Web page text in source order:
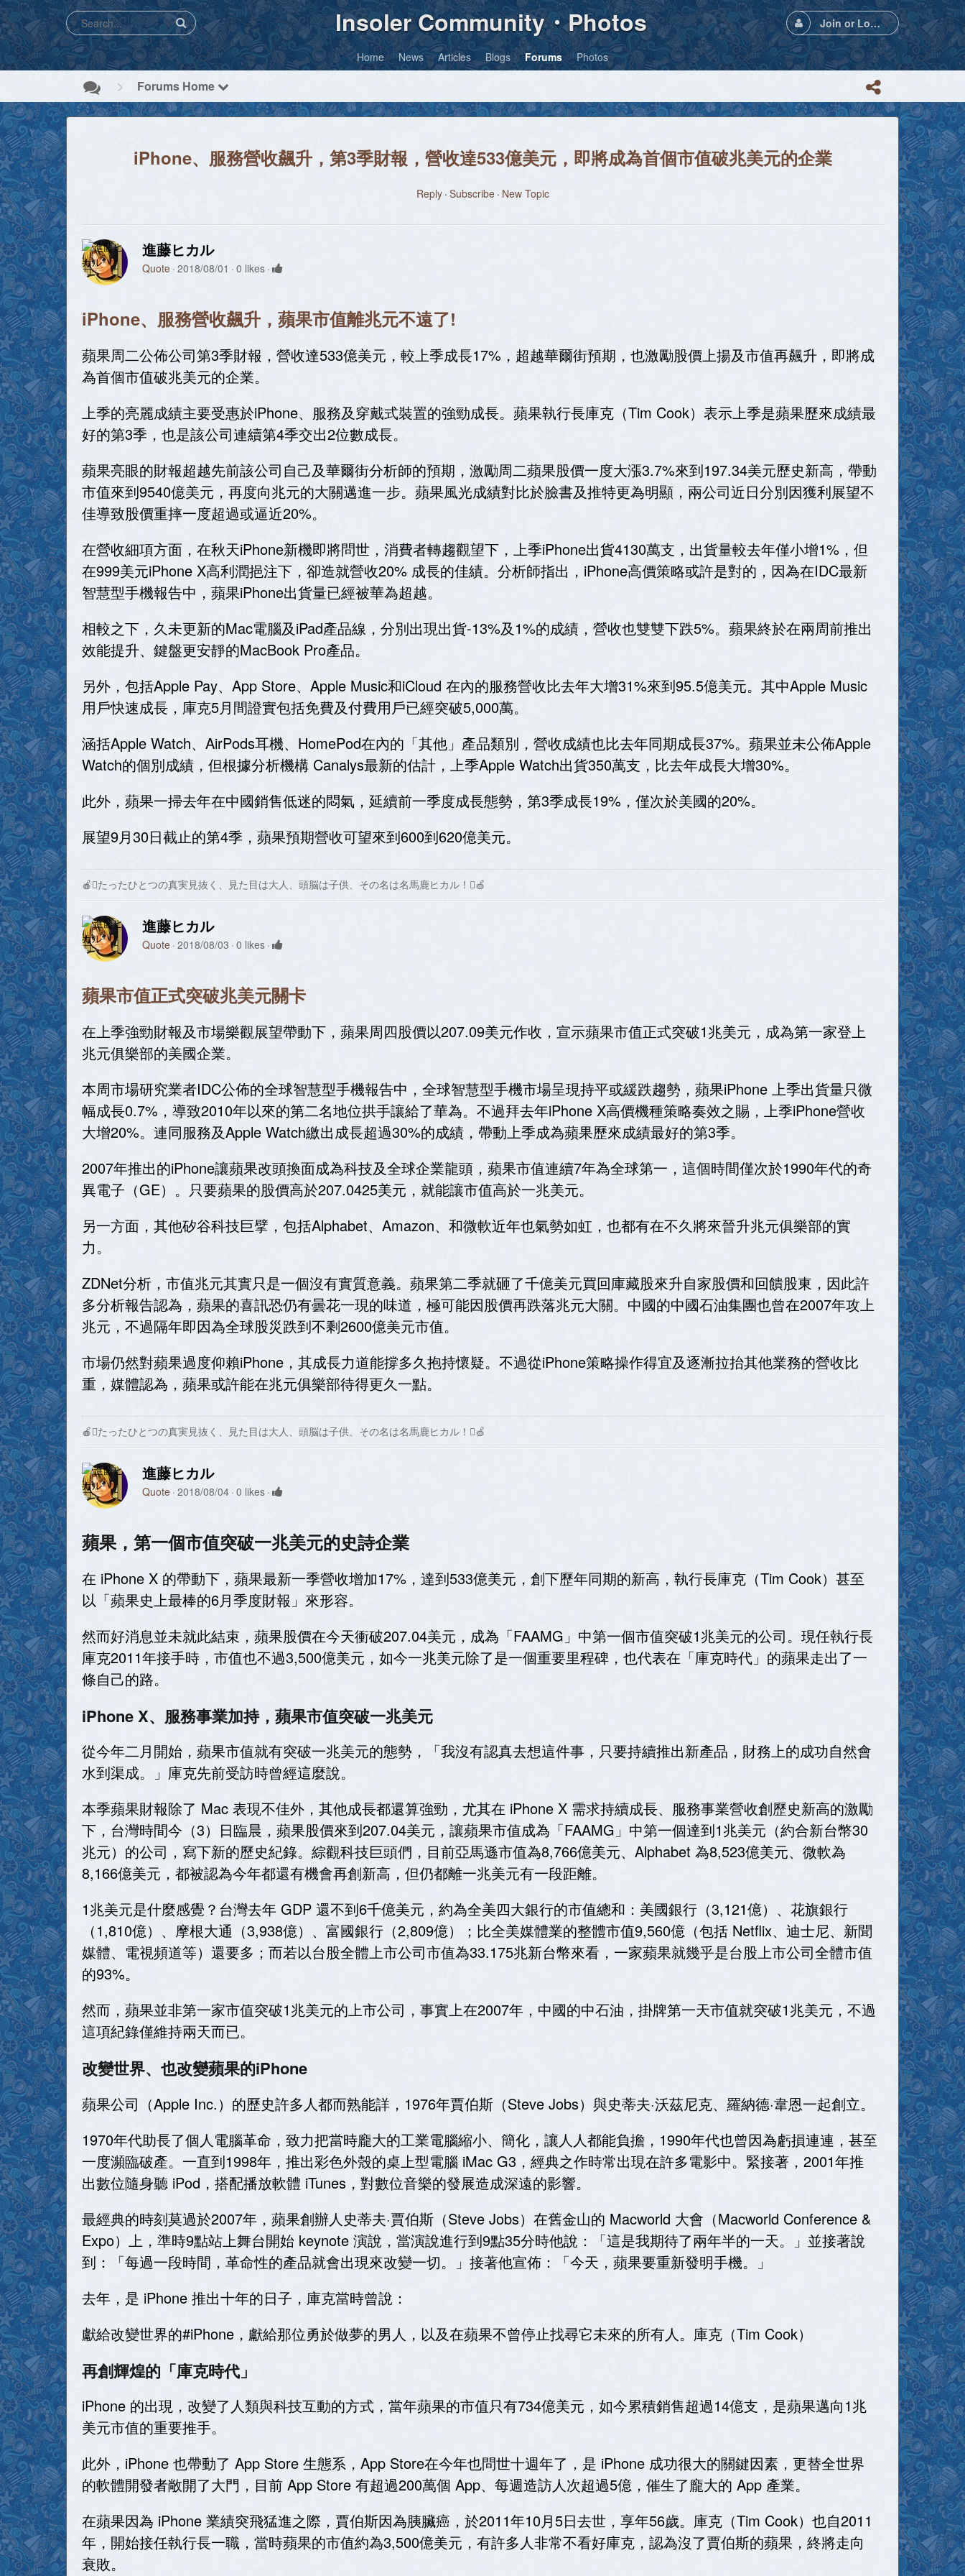
Insoler Community・Photos Join or Login
Home News Articles Blogs Forums Photos
Forums Home
iPhone、服務營收飆升，第3季財報，營收達533億美元，即將成為首個市值破兆美元的企業
Reply Subscribe New Topic
進藤ヒカル
Quote 2018/08/01 0 likes
iPhone、服務營收飆升，蘋果市值離兆元不遠了!
蘋果周二公佈公司第3季財報，營收達533億美元，較上季成長17%，超越華爾街預期，也激勵股價上揚及市值再飆升，即將成
為首個市值破兆美元的企業。
上季的亮麗成績主要受惠於iPhone、服務及穿戴式裝置的強勁成長。蘋果執行長庫克（Tim Cook）表示上季是蘋果歷來成績最
好的第3季，也是該公司連續第4季交出2位數成長。
蘋果亮眼的財報超越先前該公司自己及華爾街分析師的預期，激勵周二蘋果股價一度大漲3.7%來到197.34美元歷史新高，帶動
市值來到9540億美元，再度向兆元的大關邁進一步。蘋果風光成績對比於臉書及推特更為明顯，兩公司近日分別因獲利展望不
佳導致股價重摔一度超過或逼近20%。
在營收細項方面，在秋天iPhone新機即將問世，消費者轉趨觀望下，上季iPhone出貨4130萬支，出貨量較去年僅小增1%，但
在999美元iPhone X高利潤挹注下，卻造就營收20% 成長的佳績。分析師指出，iPhone高價策略或許是對的，因為在IDC最新
智慧型手機報告中，蘋果iPhone出貨量已經被華為超越。
相較之下，久未更新的Mac電腦及iPad產品線，分別出現出貨-13%及1%的成績，營收也雙雙下跌5%。蘋果終於在兩周前推出
效能提升、鍵盤更安靜的MacBook Pro產品。
另外，包括Apple Pay、App Store、Apple Music和iCloud 在內的服務營收比去年大增31%來到95.5億美元。其中Apple Music
用戶快速成長，庫克5月間證實包括免費及付費用戶已經突破5,000萬。
涵括Apple Watch、AirPods耳機、HomePod在內的「其他」產品類別，營收成績也比去年同期成長37%。蘋果並未公佈Apple
Watch的個別成績，但根據分析機構 Canalys最新的估計，上季Apple Watch出貨350萬支，比去年成長大增30%。
此外，蘋果一掃去年在中國銷售低迷的悶氣，延續前一季度成長態勢，第3季成長19%，僅次於美國的20%。
展望9月30日截止的第4季，蘋果預期營收可望來到600到620億美元。
🍎たったひとつの真実見抜く、見た目は大人、頭脳は子供、その名は名馬鹿ヒカル！🍏
進藤ヒカル
Quote 2018/08/03 0 likes
蘋果市值正式突破兆美元關卡
在上季強勁財報及市場樂觀展望帶動下，蘋果周四股價以207.09美元作收，宣示蘋果市值正式突破1兆美元，成為第一家登上
兆元俱樂部的美國企業。
本周市場研究業者IDC公佈的全球智慧型手機報告中，全球智慧型手機市場呈現持平或緩跌趨勢，蘋果iPhone 上季出貨量只微
幅成長0.7%，導致2010年以來的第二名地位拱手讓給了華為。不過拜去年iPhone X高價機種策略奏效之賜，上季iPhone營收
大增20%。連同服務及Apple Watch繳出成長超過30%的成績，帶動上季成為蘋果歷來成績最好的第3季。
2007年推出的iPhone讓蘋果改頭換面成為科技及全球企業龍頭，蘋果市值連續7年為全球第一，這個時間僅次於1990年代的奇
異電子（GE）。只要蘋果的股價高於207.0425美元，就能讓市值高於一兆美元。
另一方面，其他矽谷科技巨擘，包括Alphabet、Amazon、和微軟近年也氣勢如虹，也都有在不久將來晉升兆元俱樂部的實
力。
ZDNet分析，市值兆元其實只是一個沒有實質意義。蘋果第二季就砸了千億美元買回庫藏股來升自家股價和回饋股東，因此許
多分析報告認為，蘋果的喜訊恐仍有曇花一現的味道，極可能因股價再跌落兆元大關。中國的中國石油集團也曾在2007年攻上
兆元，不過隔年即因為全球股災跌到不剩2600億美元市值。
市場仍然對蘋果過度仰賴iPhone，其成長力道能撐多久抱持懷疑。不過從iPhone策略操作得宜及逐漸拉抬其他業務的營收比
重，媒體認為，蘋果或許能在兆元俱樂部待得更久一點。
🍎たったひとつの真実見抜く、見た目は大人、頭脳は子供、その名は名馬鹿ヒカル！🍏
進藤ヒカル
Quote 2018/08/04 0 likes
蘋果，第一個市值突破一兆美元的史詩企業
在 iPhone X 的帶動下，蘋果最新一季營收增加17%，達到533億美元，創下歷年同期的新高，執行長庫克（Tim Cook）甚至
以「蘋果史上最棒的6月季度財報」來形容。
然而好消息並未就此結束，蘋果股價在今天衝破207.04美元，成為「FAAMG」中第一個市值突破1兆美元的公司。現任執行長
庫克2011年接手時，市值也不過3,500億美元，如今一兆美元除了是一個重要里程碑，也代表在「庫克時代」的蘋果走出了一
條自己的路。
iPhone X、服務事業加持，蘋果市值突破一兆美元
從今年二月開始，蘋果市值就有突破一兆美元的態勢，「我沒有認真去想這件事，只要持續推出新產品，財務上的成功自然會
水到渠成。」庫克先前受訪時曾經這麼說。
本季蘋果財報除了 Mac 表現不佳外，其他成長都還算強勁，尤其在 iPhone X 需求持續成長、服務事業營收創歷史新高的激勵
下，台灣時間今（3）日臨晨，蘋果股價來到207.04美元，讓蘋果市值成為「FAAMG」中第一個達到1兆美元（約合新台幣30
兆元）的公司，寫下新的歷史紀錄。綜觀科技巨頭們，目前亞馬遜市值為8,766億美元、Alphabet 為8,523億美元、微軟為
8,166億美元，都被認為今年都還有機會再創新高，但仍都離一兆美元有一段距離。
1兆美元是什麼感覺？台灣去年 GDP 還不到6千億美元，約為全美四大銀行的市值總和：美國銀行（3,121億）、花旗銀行
（1,810億）、摩根大通（3,938億）、富國銀行（2,809億）；比全美媒體業的整體市值9,560億（包括 Netflix、迪士尼、新聞
媒體、電視頻道等）還要多；而若以台股全體上市公司市值為33.175兆新台幣來看，一家蘋果就幾乎是台股上市公司全體市值
的93%。
然而，蘋果並非第一家市值突破1兆美元的上市公司，事實上在2007年，中國的中石油，掛牌第一天市值就突破1兆美元，不過
這項紀錄僅維持兩天而已。
改變世界、也改變蘋果的iPhone
蘋果公司（Apple Inc.）的歷史許多人都而熟能詳，1976年賈伯斯（Steve Jobs）與史蒂夫·沃茲尼克、羅納德·韋恩一起創立。
1970年代助長了個人電腦革命，致力把當時龐大的工業電腦縮小、簡化，讓人人都能負擔，1990年代也曾因為虧損連連，甚至
一度瀕臨破產。一直到1998年，推出彩色外殼的桌上型電腦 iMac G3，經典之作時常出現在許多電影中。緊接著，2001年推
出數位隨身聽 iPod，搭配播放軟體 iTunes，對數位音樂的發展造成深遠的影響。
最經典的時刻莫過於2007年，蘋果創辦人史蒂夫·賈伯斯（Steve Jobs）在舊金山的 Macworld 大會（Macworld Conference &
Expo）上，準時9點站上舞台開始 keynote 演說，當演說進行到9點35分時他說：「這是我期待了兩年半的一天。」並接著說
到：「每過一段時間，革命性的產品就會出現來改變一切。」接著他宣佈：「今天，蘋果要重新發明手機。」
去年，是 iPhone 推出十年的日子，庫克當時曾說：
獻給改變世界的#iPhone，獻給那位勇於做夢的男人，以及在蘋果不曾停止找尋它未來的所有人。庫克（Tim Cook）
再創輝煌的「庫克時代」
iPhone 的出現，改變了人類與科技互動的方式，當年蘋果的市值只有734億美元，如今累積銷售超過14億支，是蘋果邁向1兆
美元市值的重要推手。
此外，iPhone 也帶動了 App Store 生態系，App Store在今年也問世十週年了，是 iPhone 成功很大的關鍵因素，更替全世界
的軟體開發者敞開了大門，目前 App Store 有超過200萬個 App、每週造訪人次超過5億，催生了龐大的 App 產業。
在蘋果因為 iPhone 業績突飛猛進之際，賈伯斯因為胰臟癌，於2011年10月5日去世，享年56歲。庫克（Tim Cook）也自2011
年，開始接任執行長一職，當時蘋果的市值約為3,500億美元，有許多人非常不看好庫克，認為沒了賈伯斯的蘋果，終將走向
衰敗。